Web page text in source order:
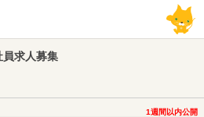
求人募集
1週間以内公開